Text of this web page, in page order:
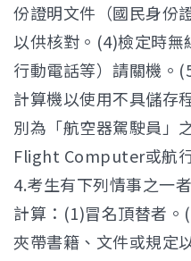
份證明文件（國民身份
以供核對。(4)檢定時無
行動電話等）請關機。
計算機以使用不具儲存
別為「航空器駕駛員」
Flight Computer或航
4.考生有下列情事之一
計算：(1)冒名頂替者
夾帶書籍、文件或規定